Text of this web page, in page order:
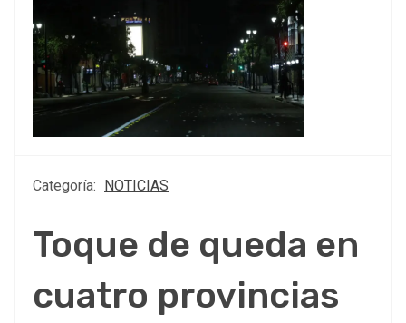
Categoría: NOTICIAS
Toque de queda en
cuatro provincias